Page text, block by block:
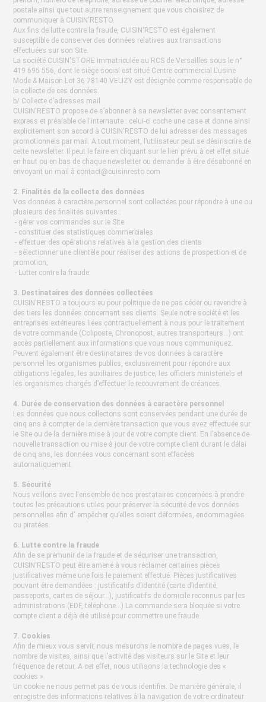
postale ainsi que tout autre renseignement que vous choisirez de
communiquer à CUISIN'RESTO.
Aux fins de lutte contre la fraude, CUISIN'RESTO est également
susceptible de conserver des données relatives aux transactions
effectuées sur son Site.
La société CUISIN'STORE immatriculée au RCS de Versailles sous le n°
419 695 556, dont le siège social est situé Centre commercial L'usine
Mode & Maison Lot 36 78140 VELIZY est désignée comme responsable de
la collecte de ces données.
b/ Collecte d’adresses mail
CUISIN'RESTO propose de s’abonner à sa newsletter avec consentement
express et préalable de l'internaute : celui-ci coche une case et donne ainsi
explicitement son accord à CUISIN'RESTO de lui adresser des messages
promotionnels par mail. A tout moment, l’utilisateur peut se désinscrire de
cette newsletter. Il peut le faire en cliquant sur le lien prévu à cet effet situé
en haut ou en bas de chaque newsletter ou demander à être désabonné en
envoyant un mail à contact@cuisinresto.com
2. Finalités de la collecte des données
Vos données à caractère personnel sont collectées pour répondre à une ou
plusieurs des finalités suivantes :
- gérer vos commandes sur le Site
- constituer des statistiques commerciales
- effectuer des opérations relatives à la gestion des clients
- sélectionner une clientèle pour réaliser des actions de prospection et de
promotion,
- Lutter contre la fraude.
3. Destinataires des données collectées
CUISIN'RESTO a toujours eu pour politique de ne pas céder ou revendre à
des tiers les données concernant ses clients. Seule notre société et les
entreprises extérieures liées contractuellement à nous pour le traitement
de votre commande (Coliposte, Chronopost, autres transporteurs...) ont
accès partiellement aux informations que vous nous communiquez.
Peuvent également être destinataires de vos données à caractère
personnel les organismes publics, exclusivement pour répondre aux
obligations légales, les auxiliaires de justice, les officiers ministériels et
les organismes chargés d’effectuer le recouvrement de créances.
4. Durée de conservation des données à caractère personnel
Les données que nous collectons sont conservées pendant une durée de
cinq ans à compter de la dernière transaction que vous avez effectuée sur
le Site ou de la dernière mise à jour de votre compte client. En l’absence de
nouvelle transaction ou mise à jour de votre compte client durant le délai
de cinq ans, les données vous concernant sont effacées
automatiquement.
5. Sécurité
Nous veillons avec l'ensemble de nos prestataires concernées à prendre
toutes les précautions utiles pour préserver la sécurité de vos données
personnelles afin d' empêcher qu’elles soient déformées, endommagées
ou piratées.
6. Lutte contre la fraude
Afin de se prémunir de la fraude et de sécuriser une transaction,
CUISIN'RESTO peut être amené à vous réclamer certaines pièces
justificatives même une fois le paiement effectué. Pièces justificatives
pouvant être demandées : justificatifs d’identité (carte d’identité,
passeports, cartes de séjour…), justificatifs de domicile reconnus par les
administrations.(EDF, téléphone...) La commande sera bloquée si votre
compte client a déjà été utilisé pour commettre une fraude.
7. Cookies
Afin de mieux vous servir, nous mesurons le nombre de pages vues, le
nombre de visites, ainsi que l’activité des visiteurs sur le Site et leur
fréquence de retour. A cet effet, nous utilisons la technologie des «
cookies ».
Un cookie ne nous permet pas de vous identifier. De manière générale, il
enregistre des informations relatives à la navigation de votre ordinateur